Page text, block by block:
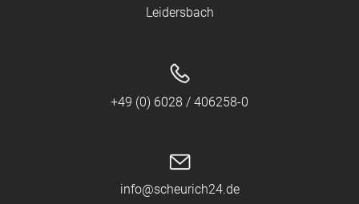
Leidersbach
+49 (0) 6028 / 406258-0
info@scheurich24.de